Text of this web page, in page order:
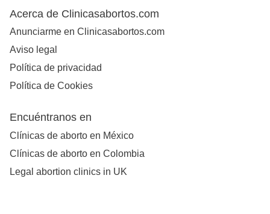
Acerca de Clinicasabortos.com
Anunciarme en Clinicasabortos.com
Aviso legal
Política de privacidad
Política de Cookies
Encuéntranos en
Clínicas de aborto en México
Clínicas de aborto en Colombia
Legal abortion clinics in UK